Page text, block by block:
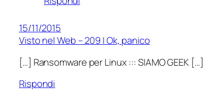
15/11/2015
Visto nel Web – 209 | Ok, panico
[…] Ransomware per Linux ::: SIAMO GEEK […]
Rispondi